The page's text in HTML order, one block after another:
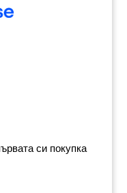
си покупка